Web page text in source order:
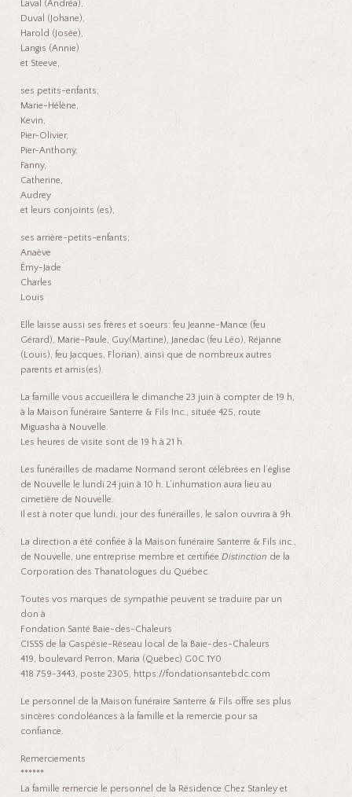
Laval (Andréa),
Duval (Johane),
Harold (Josée),
Langis (Annie)
et Steeve,
ses petits-enfants;
Marie-Hélène,
Kevin,
Pier-Olivier,
Pier-Anthony,
Fanny,
Catherine,
Audrey
et leurs conjoints (es),
ses arrière-petits-enfants;
Anaève
Émy-Jade
Charles
Louis
Elle laisse aussi ses frères et soeurs: feu Jeanne-Mance (feu
Gérard), Marie-Paule, Guy(Martine), Janedac (feu Léo), Réjanne
(Louis), feu Jacques, Florian), ainsi que de nombreux autres
parents et amis(es).
La famille vous accueillera le dimanche 23 juin à compter de 19 h,
à la Maison funéraire Santerre & Fils Inc., située 425, route
Miguasha à Nouvelle.
Les heures de visite sont de 19 h à 21 h.
Les funérailles de madame Normand seront célébrées en l’église
de Nouvelle le lundi 24 juin à 10 h. L’inhumation aura lieu au
cimetière de Nouvelle.
Il est à noter que lundi, jour des funérailles, le salon ouvrira à 9h.
La direction a été confiée à la Maison funéraire Santerre & Fils inc.,
de Nouvelle, une entreprise membre et certifiéeDistinction de la
Corporation des Thanatologues du Québec.
Toutes vos marques de sympathie peuvent se traduire par un
don à
Fondation Santé Baie-des-Chaleurs
CISSS de la Gaspésie-Réseau local de la Baie-des-Chaleurs
419, boulevard Perron, Maria (Québec) G0C 1Y0
418 759-3443, poste 2305, https://fondationsantebdc.com
Le personnel de la Maison funéraire Santerre & Fils offre ses plus
sincères condoléances à la famille et la remercie pour sa
confiance.
Remerciements
******
La famille remercie le personnel de la Résidence Chez Stanley et